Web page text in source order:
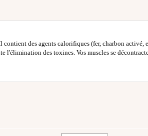
des agents calorifiques (fer, charbon activé,
des toxines. Vos muscles se